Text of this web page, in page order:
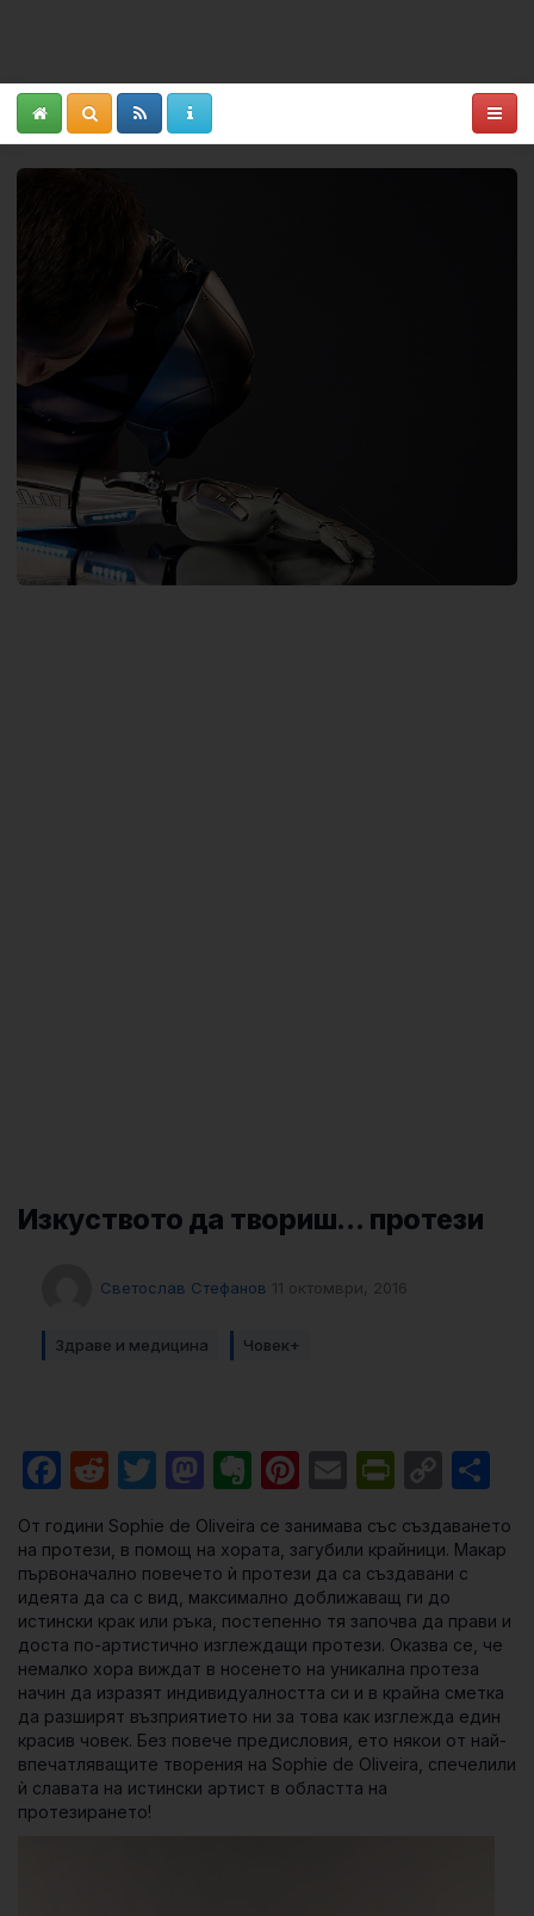
Изкуството да твориш… протези
Светослав Стефанов 11 октомври, 2016
Здраве и медицина Човек+
Facebook
RedditTwitter
Mastodon
Evernote
Pinterest
Email
От години Sophie de Oliveira се занимава със създаването
на протези, в помощ на хората, загубили крайници. Макар
първоначално повечето ѝ протези да са създавани с
идеята да са с вид, максимално доближаващ ги до
истински крак или ръка, постепенно тя започва да прави и
доста по-артистично изглеждащи протези. Оказва се, че
немалко хора виждат в носенето на уникална протеза
начин да изразят индивидуалността си и в крайна сметка
да разширят възприятието ни за това как изглежда един
красив човек. Без повече предисловия, ето някои от най-
впечатляващите творения на Sophie de Oliveira, спечелили
ѝ славата на истински артист в областта на
протезирането!